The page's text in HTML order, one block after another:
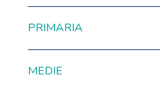
PRIMARIA
MEDIE